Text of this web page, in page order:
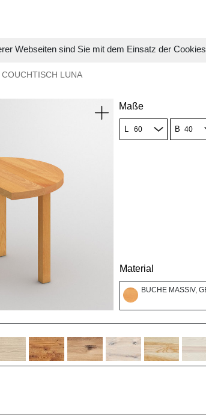
Webseiten sind Sie mit dem Einsatz der
COUCHTISCH LUNA
Maße
L B
Material
BUCHE MASSIV,